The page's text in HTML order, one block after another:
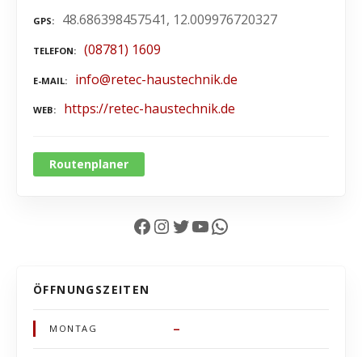
GPS 48.686398457541, 12.009976720327
TELEFON (08781) 1609
E-MAIL info@retec-haustechnik.de
WEB https://retec-haustechnik.de
Routenplaner
Facebook InstagramTwitter YouTube WhatsApp
ÖFFNUNGSZEITEN
MONTAG –